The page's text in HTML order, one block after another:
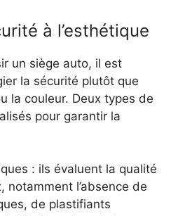
à l’esthétique
un siège auto, il est
la sécurité plutôt que
la couleur. Deux types de
pour garantir la
: ils évaluent la qualité
notamment l’absence de
de plastifiants